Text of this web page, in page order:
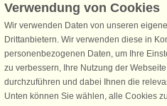
Schließen Sie sich 100.000
Erhalten Sie einen
Ferienhausurlaub - melden Sie sich
an. Verpassen Sie nie wieder
Urlaubstipps!
Verwendung von Cookies
Wir verwenden Daten von unseren
Drittanbietern. Wir verwenden diese in
personenbezogenen Daten, um Ihre
zu verbessern, Ihre Nutzung der
durchzuführen und dabei Ihnen die
Unten können Sie wählen, alle Cookies